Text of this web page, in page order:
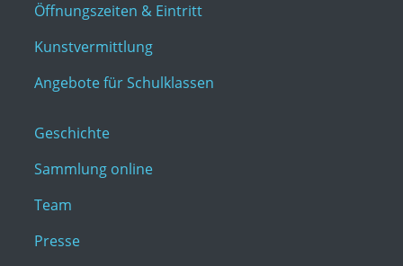
Öffnungszeiten & Eintritt
Kunstvermittlung
Angebote für Schulklassen
Geschichte
Sammlung online
Team
Presse